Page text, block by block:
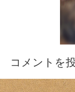
コメントを